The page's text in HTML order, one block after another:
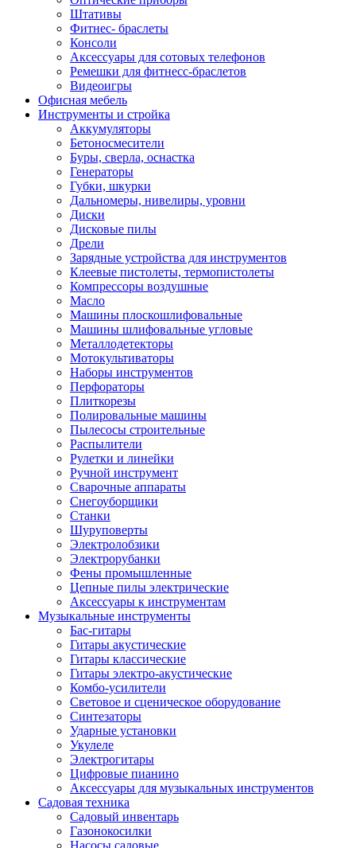
Штативы
Фитнес- браслеты
Консоли
Аксессуары для сотовых телефонов
Ремешки для фитнесс-браслетов
Видеоигры
Офисная мебель
Инструменты и стройка
Аккумуляторы
Бетоносмесители
Буры, сверла, оснастка
Генераторы
Губки, шкурки
Дальномеры, нивелиры, уровни
Диски
Дисковые пилы
Дрели
Зарядные устройства для инструментов
Клеевые пистолеты, термопистолеты
Компрессоры воздушные
Масло
Машины плоскошлифовальные
Машины шлифовальные угловые
Металлодетекторы
Мотокультиваторы
Наборы инструментов
Перфораторы
Плиткорезы
Полировальные машины
Пылесосы строительные
Распылители
Рулетки и линейки
Ручной инструмент
Сварочные аппараты
Снегоуборщики
Станки
Шуруповерты
Электролобзики
Электрорубанки
Фены промышленные
Цепные пилы электрические
Аксессуары к инструментам
Музыкальные инструменты
Бас-гитары
Гитары акустические
Гитары классические
Гитары электро-акустические
Комбо-усилители
Световое и сценическое оборудование
Синтезаторы
Ударные установки
Укулеле
Электрогитары
Цифровые пианино
Аксессуары для музыкальных инструментов
Садовая техника
Садовый инвентарь
Газонокосилки
Насосы садовые